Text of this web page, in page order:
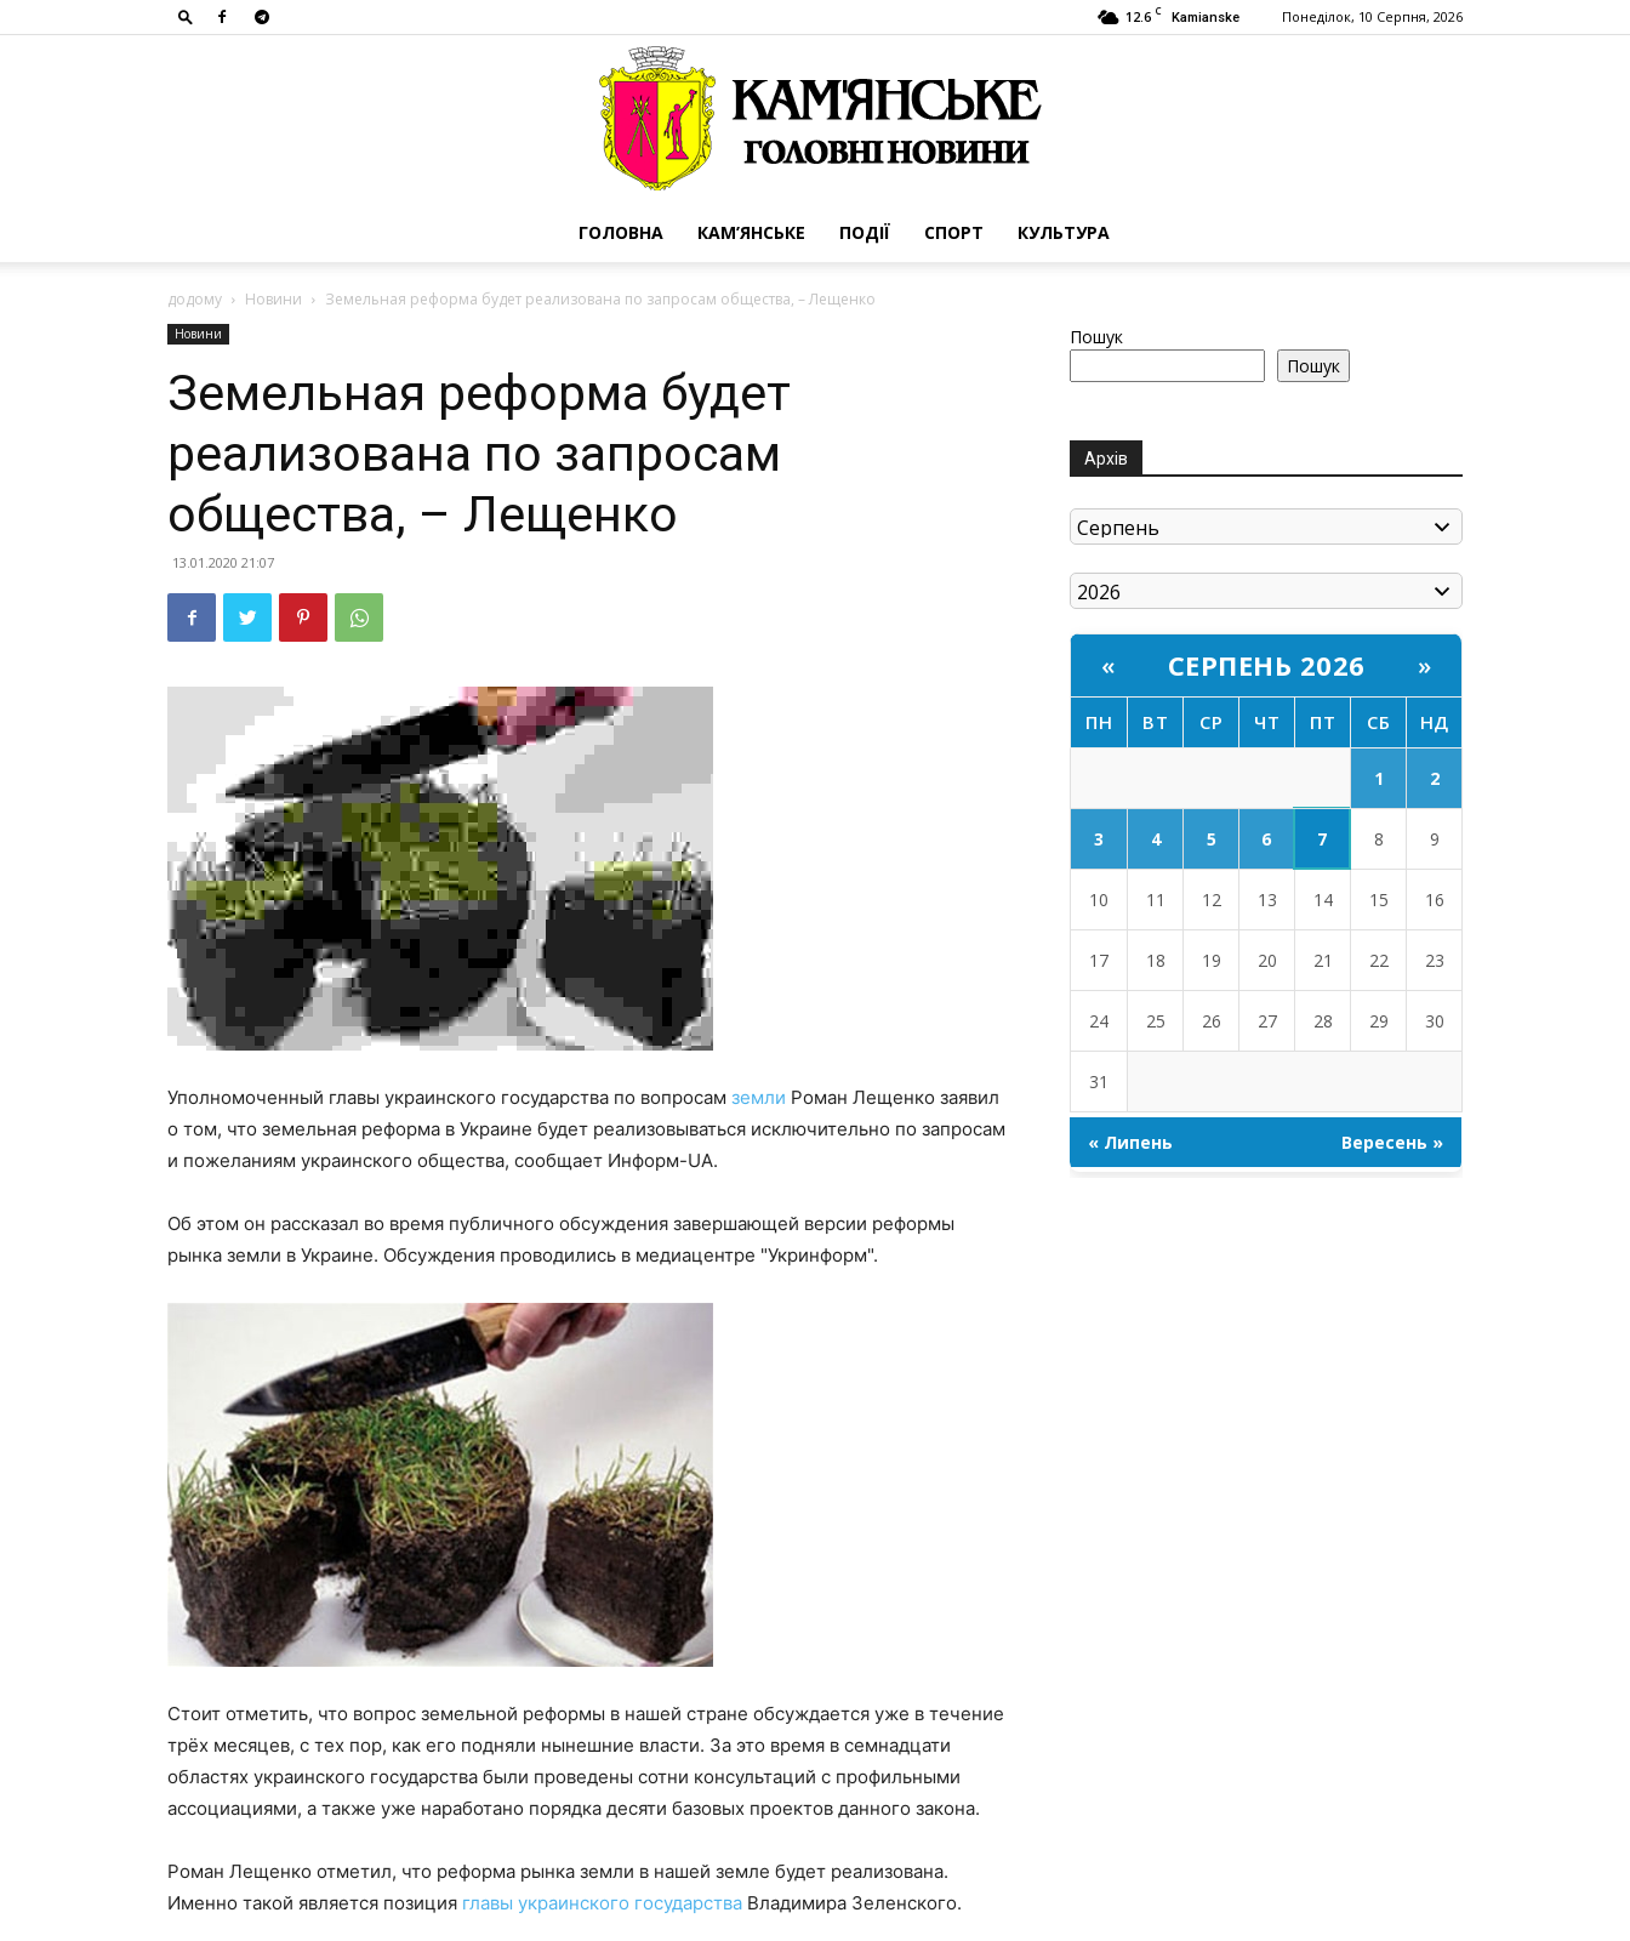
12.6 C Kamianske Понеділок, 10 Серпня, 2026
ГОЛОВНА КАМ’ЯНСЬКЕ ПОДІЇ СПОРТ КУЛЬТУРА
додому Новини Земельная реформа будет реализована по запросам общества, – Лещенко
Новини
Земельная реформа будет
реализована по запросам
общества, – Лещенко
13.01.2020 21:07
Уполномоченный главы украинского государства по вопросам земли Роман Лещенко заявил
о том, что земельная реформа в Украине будет реализовываться исключительно по запросам
и пожеланиям украинского общества, сообщает Информ-UA.
Об этом он рассказал во время публичного обсуждения завершающей версии реформы
рынка земли в Украине. Обсуждения проводились в медиацентре "Укринформ".
Стоит отметить, что вопрос земельной реформы в нашей стране обсуждается уже в течение
трёх месяцев, с тех пор, как его подняли нынешние власти. За это время в семнадцати
областях украинского государства были проведены сотни консультаций с профильными
ассоциациями, а также уже наработано порядка десяти базовых проектов данного закона.
Роман Лещенко отметил, что реформа рынка земли в нашей земле будет реализована.
Именно такой является позиция главы украинского государства Владимира Зеленского.
Пошук
Пошук
Архів
« СЕРПЕНЬ 2026 »
ПН ВТ СР ЧТ ПТ СБ НД
1 2
3 4 5 6 7 8 9
10 11 12 13 14 15 16
17 18 19 20 21 22 23
24 25 26 27 28 29 30
31
« Липень Вересень »